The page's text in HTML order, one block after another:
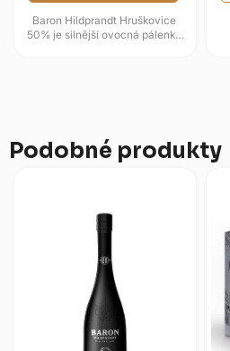
Baron Hildprandt Hruškovice
50% je silnější ovocná pálenka
Podobné produkty